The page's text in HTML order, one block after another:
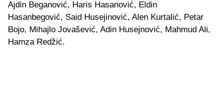
Ajdin Beganović, Haris Hasanović, Eldin
Hasanbegović, Said Husejinović, Alen Kurtalić, Petar
Bojo, Mihajlo Jovašević, Adin Husejnović, Mahmud Ali,
Hamza Redžić.